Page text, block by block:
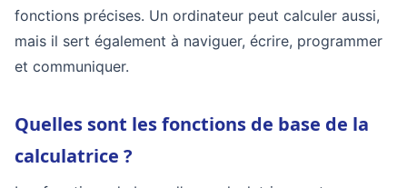
fonctions précises. Un ordinateur peut calculer aussi,
mais il sert également à naviguer, écrire, programmer
et communiquer.
Quelles sont les fonctions de base de la
calculatrice ?